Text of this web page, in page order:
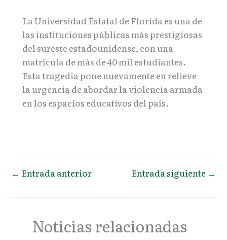
La Universidad Estatal de Florida es una de
las instituciones públicas más prestigiosas
del sureste estadounidense, con una
matrícula de más de 40 mil estudiantes.
Esta tragedia pone nuevamente en relieve
la urgencia de abordar la violencia armada
en los espacios educativos del país.
← Entrada anterior Entrada siguiente →
Noticias relacionadas